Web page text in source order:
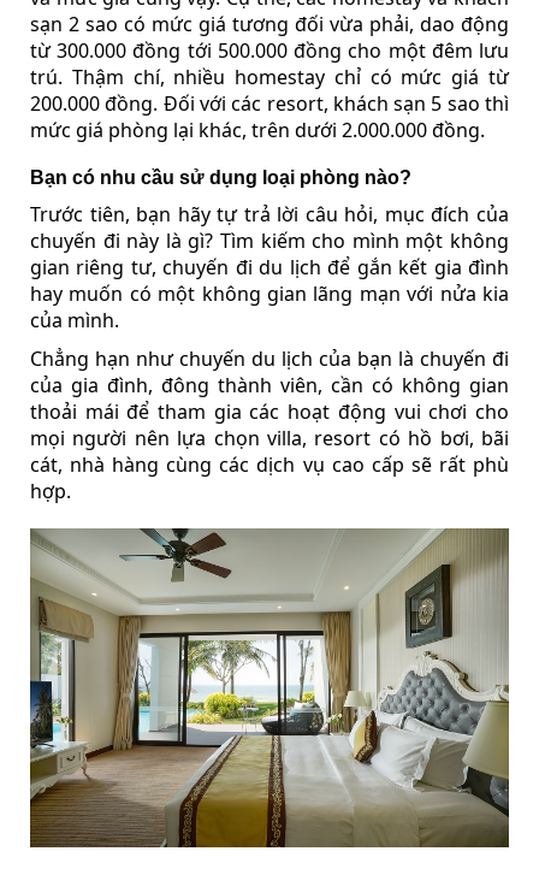
sạn 2 sao có mức giá tương đối vừa phải, dao động
từ 300.000 đồng tới 500.000 đồng cho một đêm lưu
trú. Thậm chí, nhiều homestay chỉ có mức giá từ
200.000 đồng. Đối với các resort, khách sạn 5 sao thì
mức giá phòng lại khác, trên dưới 2.000.000 đồng.
Bạn có nhu cầu sử dụng loại phòng nào?
Trước tiên, bạn hãy tự trả lời câu hỏi, mục đích của
chuyến đi này là gì? Tìm kiếm cho mình một không
gian riêng tư, chuyến đi du lịch để gắn kết gia đình
hay muốn có một không gian lãng mạn với nửa kia
của mình.
Chẳng hạn như chuyến du lịch của bạn là chuyến đi
của gia đình, đông thành viên, cần có không gian
thoải mái để tham gia các hoạt động vui chơi cho
mọi người nên lựa chọn villa, resort có hồ bơi, bãi
cát, nhà hàng cùng các dịch vụ cao cấp sẽ rất phù
hợp.